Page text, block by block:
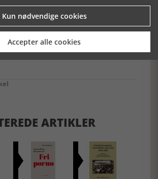
den 30. april 2019]
ARTIKLER
Kun nødvendige cookies
Accepter alle cookies